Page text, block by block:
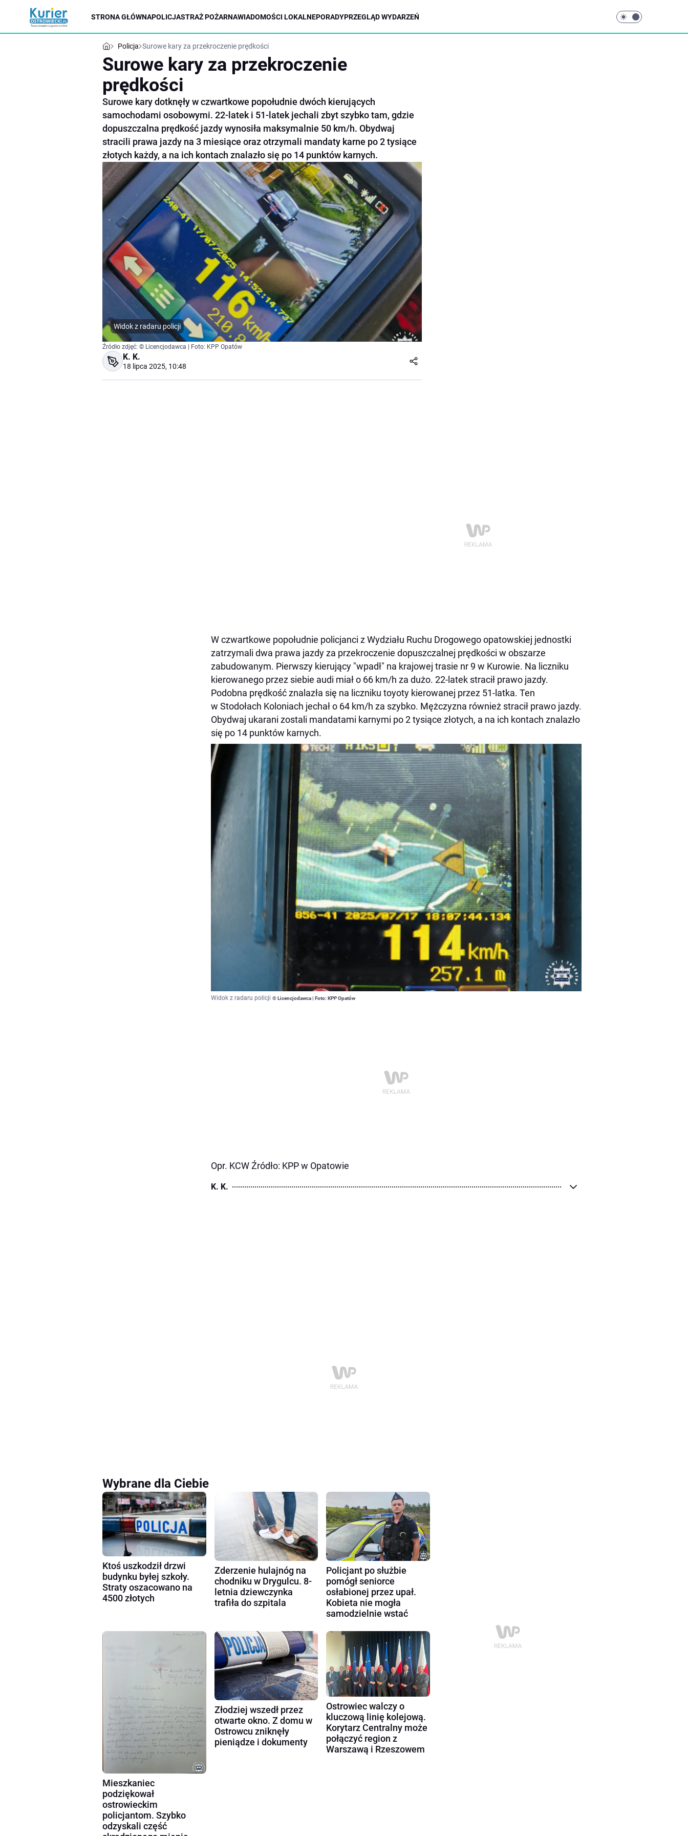
STRONA GŁÓWNAPOLICJASTRAŻ POŻARNAWIADOMOŚCI LOKALNEPORADYPRZEGLĄD WYDARZEŃ
Policja Surowe kary za przekroczenie prędkości
Surowe kary za przekroczenie
prędkości
Surowe kary dotknęły w czwartkowe popołudnie dwóch kierujących
samochodami osobowymi. 22-latek i 51-latek jechali zbyt szybko tam, gdzie
dopuszczalna prędkość jazdy wynosiła maksymalnie 50 km/h. Obydwaj
stracili prawa jazdy na 3 miesiące oraz otrzymali mandaty karne po 2 tysiące
złotych każdy, a na ich kontach znalazło się po 14 punktów karnych.
Widok z radaru policji
Źródło zdjęć: © Licencjodawca | Foto: KPP Opatów
K. K.
18 lipca 2025, 10:48
W czwartkowe popołudnie policjanci z Wydziału Ruchu Drogowego opatowskiej jednostki
zatrzymali dwa prawa jazdy za przekroczenie dopuszczalnej prędkości w obszarze
zabudowanym. Pierwszy kierujący "wpadł" na krajowej trasie nr 9 w Kurowie. Na liczniku
kierowanego przez siebie audi miał o 66 km/h za dużo. 22-latek stracił prawo jazdy.
Podobna prędkość znalazła się na liczniku toyoty kierowanej przez 51-latka. Ten
w Stodołach Koloniach jechał o 64 km/h za szybko. Mężczyzna również stracił prawo jazdy.
Obydwaj ukarani zostali mandatami karnymi po 2 tysiące złotych, a na ich kontach znalazło
się po 14 punktów karnych.
Widok z radaru policji © Licencjodawca | Foto: KPP Opatów
Opr. KCW Źródło: KPP w Opatowie
K. K.
Wybrane dla Ciebie
Ktoś uszkodził drzwi
budynku byłej szkoły.
Straty oszacowano na
4500 złotych
Zderzenie hulajnóg na
chodniku w Drygulcu. 8-
letnia dziewczynka
trafiła do szpitala
Policjant po służbie
pomógł seniorce
osłabionej przez upał.
Kobieta nie mogła
samodzielnie wstać
Mieszkaniec
podziękował
ostrowieckim
policjantom. Szybko
odzyskali część
Złodziej wszedł przez
otwarte okno. Z domu w
Ostrowcu zniknęły
pieniądze i dokumenty
Ostrowiec walczy o
kluczową linię kolejową.
Korytarz Centralny może
połączyć region z
Warszawą i Rzeszowem